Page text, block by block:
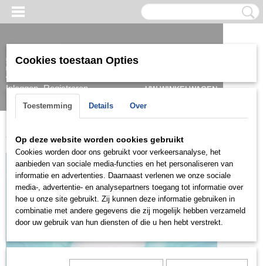
Inloggen Registreren
UW WINKELWAGEN
Home > Hanger > > ZH0834
Cookies toestaan Opties
Toestemming Details Over
Op deze website worden cookies gebruikt
Cookies worden door ons gebruikt voor verkeersanalyse, het
aanbieden van sociale media-functies en het personaliseren van
informatie en advertenties. Daarnaast verlenen we onze sociale
media-, advertentie- en analysepartners toegang tot informatie over
hoe u onze site gebruikt. Zij kunnen deze informatie gebruiken in
combinatie met andere gegevens die zij mogelijk hebben verzameld
door uw gebruik van hun diensten of die u hen hebt verstrekt.